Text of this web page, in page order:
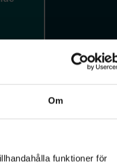
Om
funktioner för